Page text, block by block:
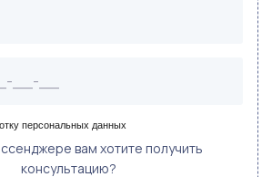
персональных данных
вам хотите получить
консультацию?